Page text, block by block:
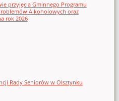
przyjęcia Gminnego Programu
Alkoholowych oraz
rok 2026
Rady Seniorów w Olsztynku